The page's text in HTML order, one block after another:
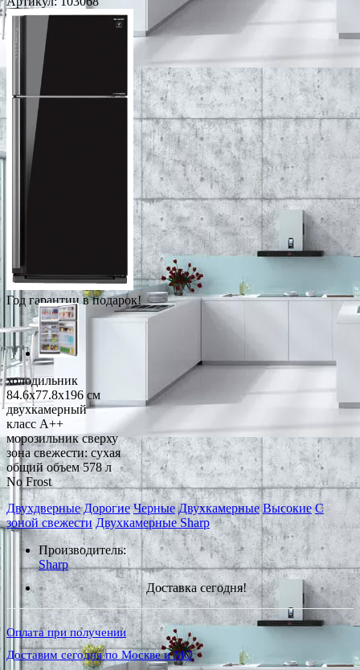
Год гарантии в подарок!
холодильник
84.6x77.8x196 см
двухкамерный
класс A++
морозильник сверху
зона свежести: сухая
общий объем 578 л
No Frost
Двухдверные Дорогие Черные Двухкамерные Высокие С
зоной свежести Двухкамерные Sharp
Производитель:
Sharp
Доставка сегодня!
Оплата при получении
Доставим сегодня по Москве и МО